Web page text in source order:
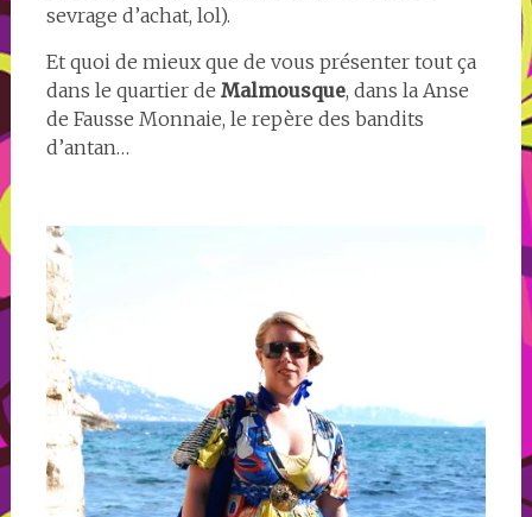
sevrage d’achat, lol).
Et quoi de mieux que de vous présenter tout ça
dans le quartier de Malmousque, dans la Anse
de Fausse Monnaie, le repère des bandits
d’antan…